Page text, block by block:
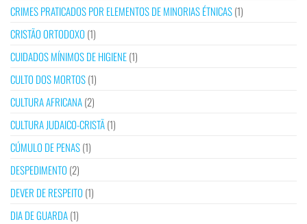
CRIMES PRATICADOS POR ELEMENTOS DE MINORIAS ÉTNICAS(1)
CRISTÃO ORTODOXO (1)
CUIDADOS MÍNIMOS DE HIGIENE(1)
CULTO DOS MORTOS(1)
CULTURA AFRICANA(2)
CULTURA JUDAICO-CRISTÃ(1)
CÚMULO DE PENAS(1)
DESPEDIMENTO (2)
DEVER DE RESPEITO (1)
DIA DE GUARDA(1)